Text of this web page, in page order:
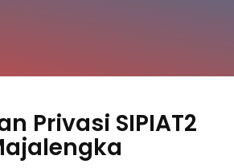
Privasi SIPIAT2